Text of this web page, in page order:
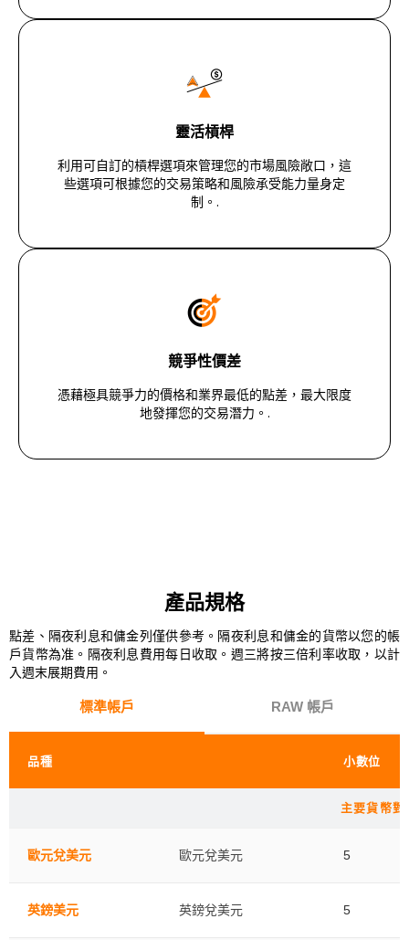
靈活槓桿
利用可自訂的槓桿選項來管理您的市場風險敞口，這
些選項可根據您的交易策略和風險承受能力量身定
制。.
競爭性價差
憑藉極具競爭力的價格和業界最低的點差，最大限度
地發揮您的交易潛力。.
產品規格
點差、隔夜利息和傭金列僅供參考。隔夜利息和傭金的貨幣以您的帳
戶貨幣為准。隔夜利息費用每日收取。週三將按三倍利率收取，以計
入週末展期費用。
標準帳戶 RAW 帳戶
品種 小數位
主要貨幣對
歐元兌美元 歐元兌美元 5
英鎊美元 英鎊兌美元 5